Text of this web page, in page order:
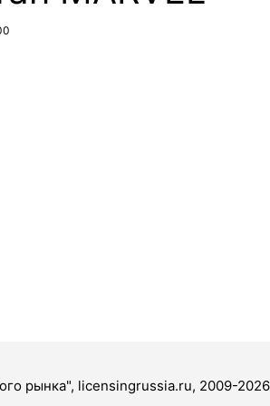
рынка", licensingrussia.ru, 2009-